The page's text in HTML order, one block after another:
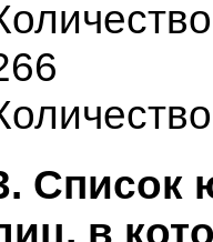
эмитента.
266